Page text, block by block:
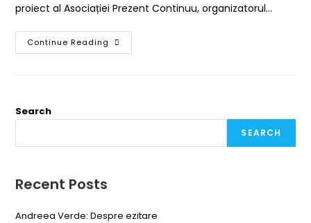
proiect al Asociației Prezent Continuu, organizatorul…
Continue Reading
Search
SEARCH
Recent Posts
Andreea Verde: Despre ezitare